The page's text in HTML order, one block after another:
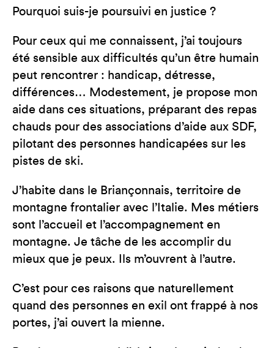
Pourquoi suis-je poursuivi en justice ?
Pour ceux qui me connaissent, j’ai toujours
été sensible aux difficultés qu’un être humain
peut rencontrer : handicap, détresse,
différences… Modestement, je propose mon
aide dans ces situations, préparant des repas
chauds pour des associations d’aide aux SDF,
pilotant des personnes handicapées sur les
pistes de ski.
J’habite dans le Briançonnais, territoire de
montagne frontalier avec l’Italie. Mes métiers
sont l’accueil et l’accompagnement en
montagne. Je tâche de les accomplir du
mieux que je peux. Ils m’ouvrent à l’autre.
C’est pour ces raisons que naturellement
quand des personnes en exil ont frappé à nos
portes, j’ai ouvert la mienne.